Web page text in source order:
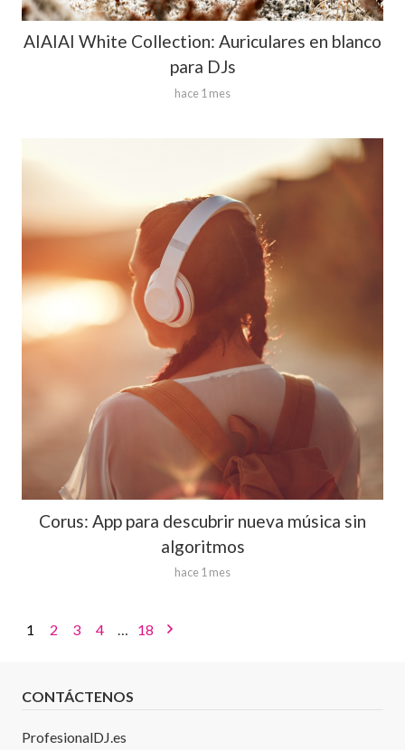
AIAIAI White Collection: Auriculares en blanco
para DJs
hace 1 mes
Corus: App para descubrir nueva música sin
algoritmos
hace 1 mes
1 2 3 4 18
CONTÁCTENOS
ProfesionalDJ.es